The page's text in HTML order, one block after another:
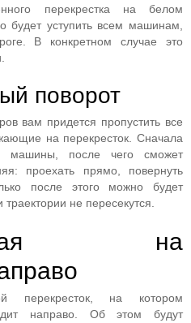
перекрестка на белом
будет уступить всем машинам,
В конкретном случае это
поворот
вам придется пропустить все
на перекресток. Сначала
машины, после чего сможет
проехать прямо, повернуть
после этого можно будет
не пересекутся.
на
перекресток, на котором
направо. Об этом будут